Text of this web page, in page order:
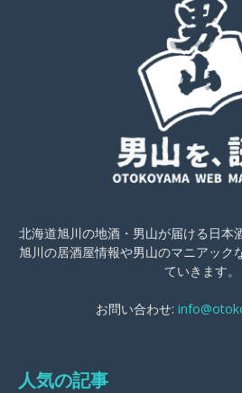
北海道旭川の地酒・男山が届ける日本
旭川の居酒屋情報や男山のマニアック
ていきます。
お問い合わせ:
人気の記事